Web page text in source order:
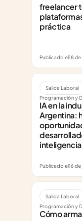
freelancer
práctica
Publicado el18
Salida Laboral
Programación y
IA en la
Argentina:
Publicado el16
Salida Laboral
Programación y
Cómo